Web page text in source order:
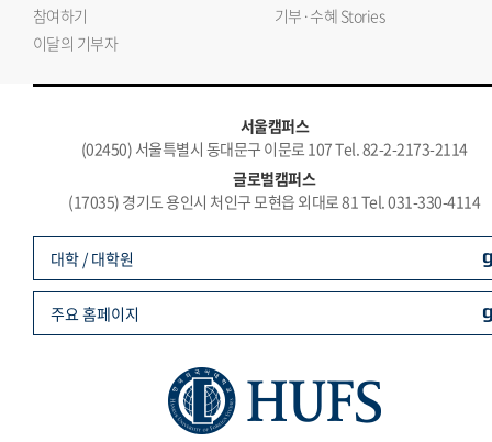
참여하기
기부·수혜 Stories
이달의 기부자
서울캠퍼스
(02450) 서울특별시 동대문구 이문로 107 Tel. 82-2-2173-2114
글로벌캠퍼스
(17035) 경기도 용인시 처인구 모현읍 외대로 81 Tel. 031-330-4114
대학 / 대학원
주요 홈페이지